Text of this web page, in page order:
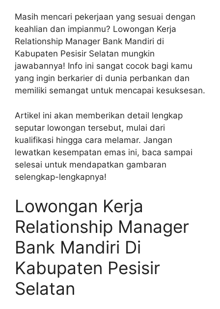
Masih mencari pekerjaan yang sesuai dengan
keahlian dan impianmu? Lowongan Kerja
Relationship Manager Bank Mandiri di
Kabupaten Pesisir Selatan mungkin
jawabannya! Info ini sangat cocok bagi kamu
yang ingin berkarier di dunia perbankan dan
memiliki semangat untuk mencapai kesuksesan.
Artikel ini akan memberikan detail lengkap
seputar lowongan tersebut, mulai dari
kualifikasi hingga cara melamar. Jangan
lewatkan kesempatan emas ini, baca sampai
selesai untuk mendapatkan gambaran
selengkap-lengkapnya!
Lowongan Kerja
Relationship Manager
Bank Mandiri Di
Kabupaten Pesisir
Selatan